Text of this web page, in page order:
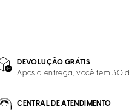
DEVOLUÇÃO GRÁTIS
Após a entrega, você tem 30
CENTRAL DE ATENDIMENTO